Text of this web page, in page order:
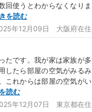
回使うとわからなくなりま
を読む
年12月09日 大阪府在住
たです。我が家は家族が多
したら部屋の空気がみるみ
これからは部屋の空気がい
読む
年12月07日 東京都在住